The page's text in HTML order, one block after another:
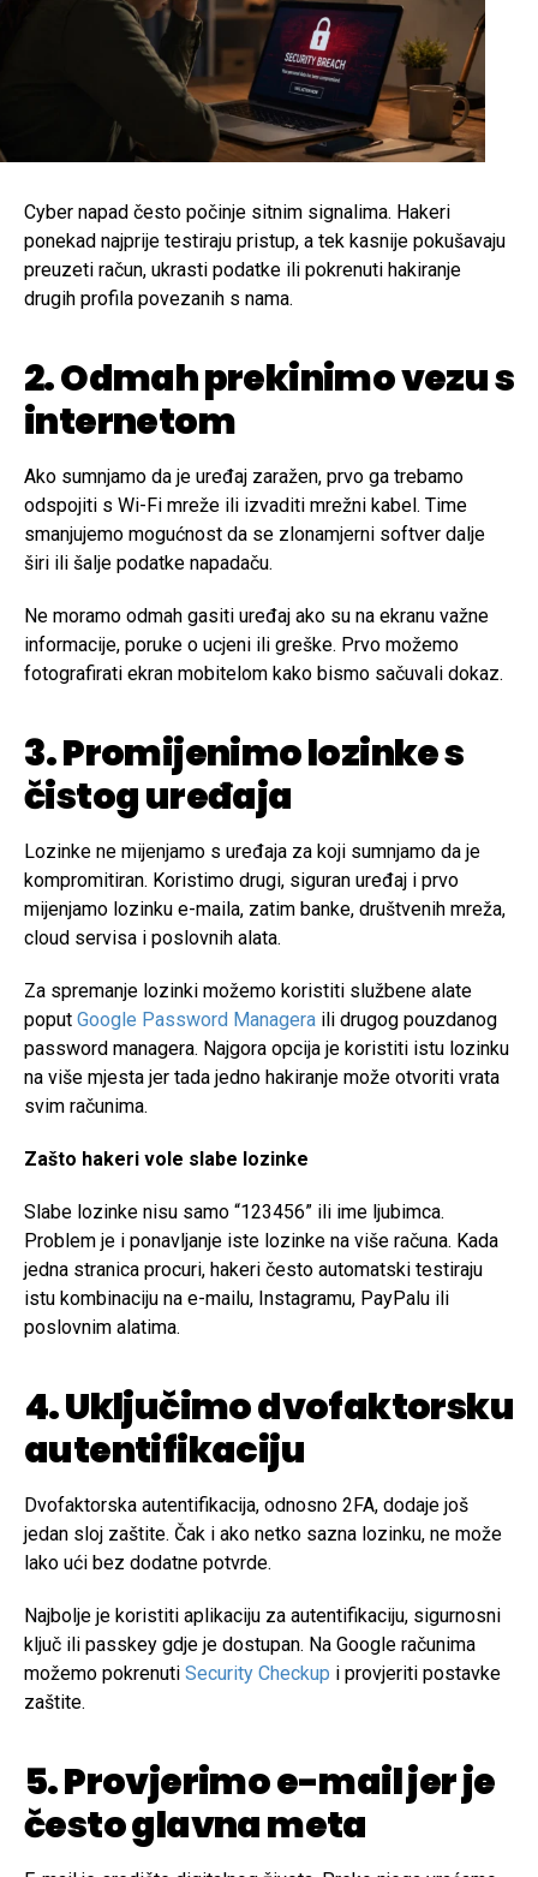
Cyber napad često počinje sitnim signalima. Hakeri
ponekad najprije testiraju pristup, a tek kasnije pokušavaju
preuzeti račun, ukrasti podatke ili pokrenuti hakiranje
drugih profila povezanih s nama.
2. Odmah prekinimo vezu s
internetom
Ako sumnjamo da je uređaj zaražen, prvo ga trebamo
odspojiti s Wi-Fi mreže ili izvaditi mrežni kabel. Time
smanjujemo mogućnost da se zlonamjerni softver dalje
širi ili šalje podatke napadaču.
Ne moramo odmah gasiti uređaj ako su na ekranu važne
informacije, poruke o ucjeni ili greške. Prvo možemo
fotografirati ekran mobitelom kako bismo sačuvali dokaz.
3. Promijenimo lozinke s
čistog uređaja
Lozinke ne mijenjamo s uređaja za koji sumnjamo da je
kompromitiran. Koristimo drugi, siguran uređaj i prvo
mijenjamo lozinku e-maila, zatim banke, društvenih mreža,
cloud servisa i poslovnih alata.
Za spremanje lozinki možemo koristiti službene alate
poput Google Password Managera ili drugog pouzdanog
password managera. Najgora opcija je koristiti istu lozinku
na više mjesta jer tada jedno hakiranje može otvoriti vrata
svim računima.
Zašto hakeri vole slabe lozinke
Slabe lozinke nisu samo “123456” ili ime ljubimca.
Problem je i ponavljanje iste lozinke na više računa. Kada
jedna stranica procuri, hakeri često automatski testiraju
istu kombinaciju na e-mailu, Instagramu, PayPalu ili
poslovnim alatima.
4. Uključimo dvofaktorsku
autentifikaciju
Dvofaktorska autentifikacija, odnosno 2FA, dodaje još
jedan sloj zaštite. Čak i ako netko sazna lozinku, ne može
lako ući bez dodatne potvrde.
Najbolje je koristiti aplikaciju za autentifikaciju, sigurnosni
ključ ili passkey gdje je dostupan. Na Google računima
možemo pokrenuti Security Checkup i provjeriti postavke
zaštite.
5. Provjerimo e-mail jer je
često glavna meta